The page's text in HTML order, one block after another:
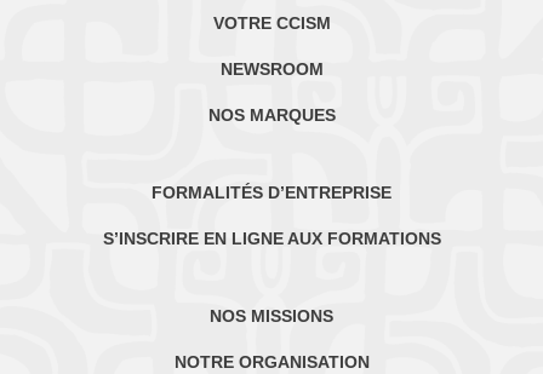
VOTRE CCISM
NEWSROOM
NOS MARQUES
FORMALITÉS D’ENTREPRISE
S’INSCRIRE EN LIGNE AUX FORMATIONS
NOS MISSIONS
NOTRE ORGANISATION